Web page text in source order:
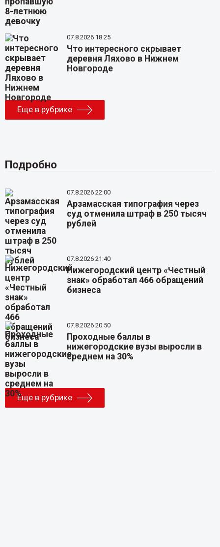
07.8.2026 18:25
Что интересного скрывает
деревня Ляхово в Нижнем
Новгороде
Еще в рубрике
Подробно
07.8.2026 22:00
Арзамасская типография через
суд отменила штраф в 250 тысяч
рублей
07.8.2026 21:40
Нижегородский центр «Честный
знак» обработал 466 обращений
бизнеса
07.8.2026 20:50
Проходные баллы в
нижегородские вузы выросли в
среднем на 30%
Еще в рубрике